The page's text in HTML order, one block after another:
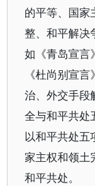
的平等、国家
整、和平解决
如《青岛宣言
《杜尚别宣
治、外交手段
全与和平共处
以和平共处五
家主权和领土
和平共处。